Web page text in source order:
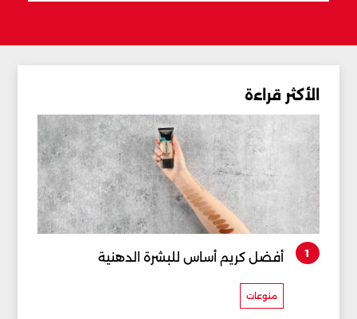
الأكثر قراءة
1 أفضل كريم أساس للبشرة الدهنية
منوعات